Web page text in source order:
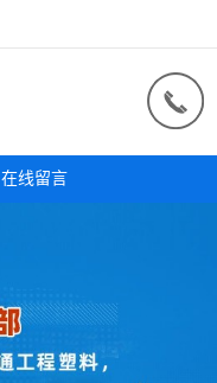
在线留言